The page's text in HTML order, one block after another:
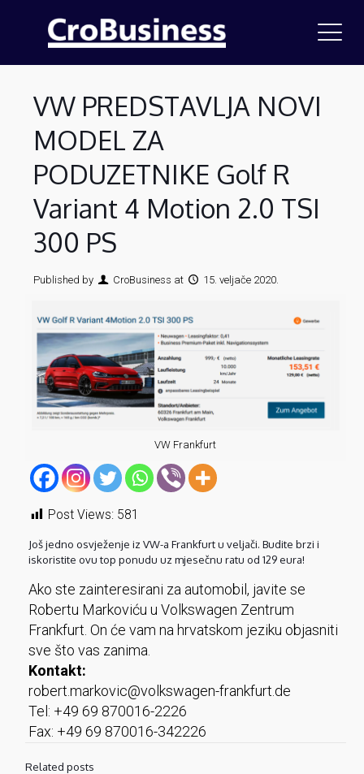
VW PREDSTAVLJA NOVI
MODEL ZA
PODUZETNIKE Golf R
Variant 4 Motion 2.0 TSI
300 PS
Published by CroBusiness at 15. veljače 2020.
VW Frankfurt
Post Views: 581
Još jedno osvježenje iz VW-a Frankfurt u veljači. Budite brzi i
iskoristite ovu top ponudu uz mjesečnu ratu od 129 eura!
Ako ste zainteresirani za automobil, javite se
Robertu Markoviću u Volkswagen Zentrum
Frankfurt. On će vam na hrvatskom jeziku objasniti
sve što vas zanima.
Kontakt:
robert.markovic@volkswagen-frankfurt.de
Tel: +49 69 870016-2226
Fax: +49 69 870016-342226
Related posts